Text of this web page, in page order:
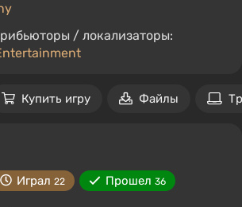
/ локализаторы:
Купить игру Файлы
Играл 22 Прошел 36